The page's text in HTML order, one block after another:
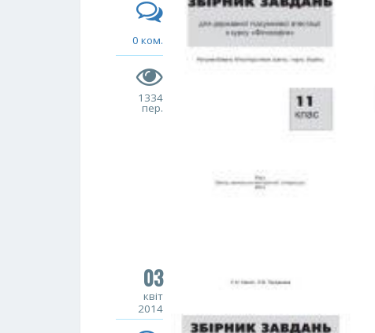
0 ком.
1334
пер.
03
квіт
2014